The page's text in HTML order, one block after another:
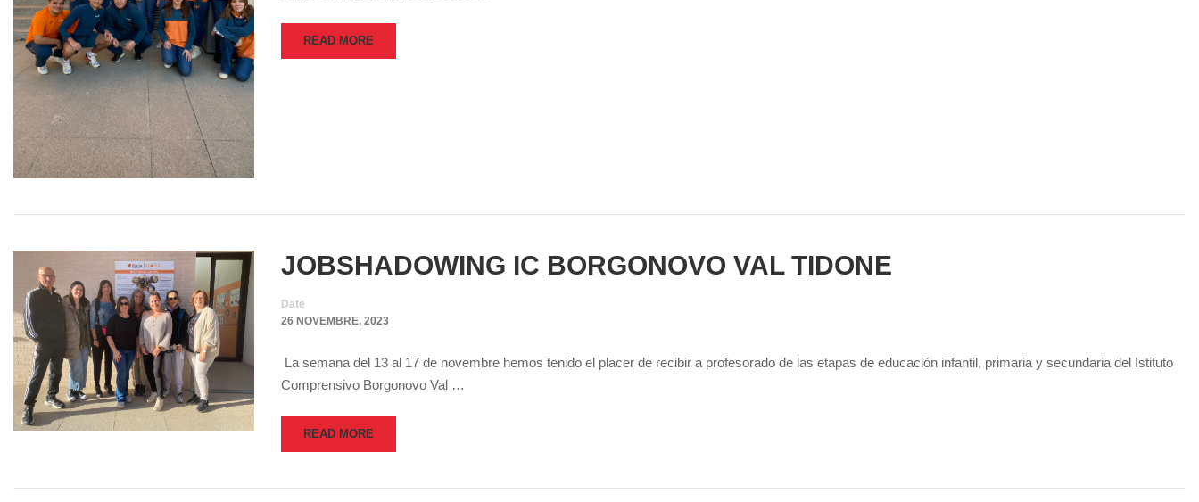
READ MORE
JOBSHADOWING IC BORGONOVO VAL TIDONE
Date
26 NOVEMBRE, 2023
La semana del 13 al 17 de novembre hemos tenido el placer de recibir a profesorado de las etapas de educación infantil, primaria y secundaria del Istituto
Comprensivo Borgonovo Val …
READ MORE